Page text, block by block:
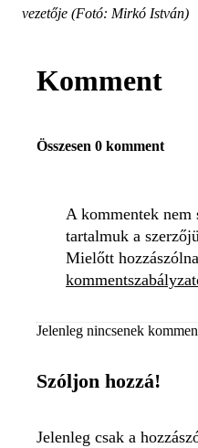
vezetője (Fotó: Mirkó István)
Komment
Összesen 0 komment
A kommentek nem
tartalmuk a
Mielőtt
Jelenleg nincsenek
Szóljon hozzá!
Jelenleg csak a